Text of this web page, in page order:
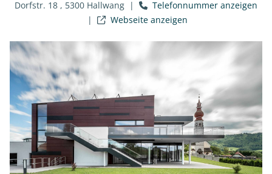
Dorfstr. 18 , 5300 Hallwang |
Telefonnummer anzeigen
|
Webseite anzeigen